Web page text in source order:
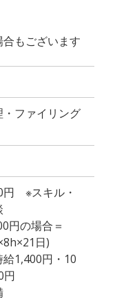
もございます
ファイリング
円 ※スキル・
円の場合＝
日)
1,400円・10
円